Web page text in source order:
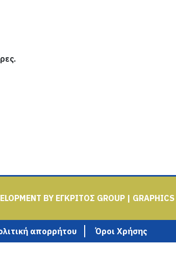
BY ΕΓΚΡΙΤΟΣ GROUP| GRAPHICS
απορρήτου Όροι Χρήσης